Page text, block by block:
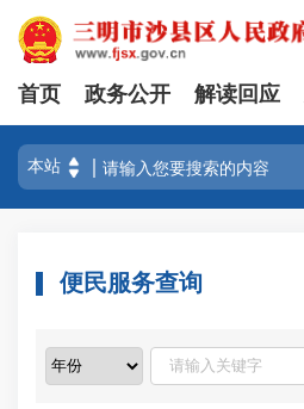
首页 政务公开 解读回应
便民服务查询